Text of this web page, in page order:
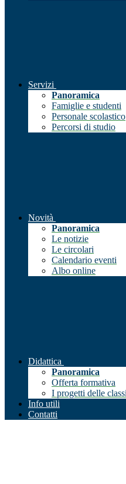
Servizi
Panoramica
Famiglie e studenti
Personale scolastico
Percorsi di studio
Novità
Panoramica
Le notizie
Le circolari
Calendario eventi
Albo online
Didattica
Panoramica
Offerta formativa
I progetti delle classi
Info utili
Contatti